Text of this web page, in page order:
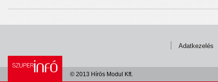
Adatkezelés
© 2013 Hírös Modul Kft.